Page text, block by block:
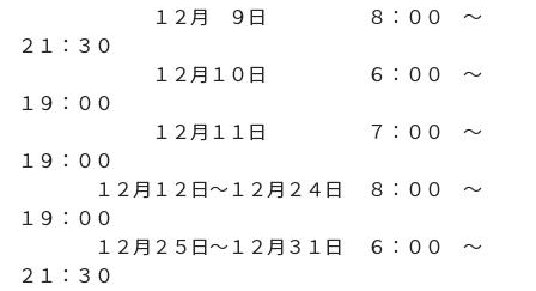
１２月 ９日 ８：００ ～
２１：３０
１２月１０日 ６：００ ～
１９：００
１２月１１日 ７：００ ～
１９：００
１２月１２日～１２月２４日 ８：００ ～
１９：００
１２月２５日～１２月３１日 ６：００ ～
２１：３０